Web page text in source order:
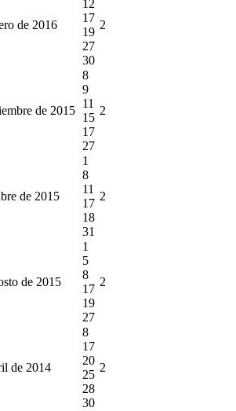
de 2016
12
17
19
27
30
2
de 2015
8
9
11
15
17
27
2
de 2015
1
8
11
17
18
31
2
de 2015
1
5
8
17
19
27
2
de 2014
8
17
20
25
28
30
2